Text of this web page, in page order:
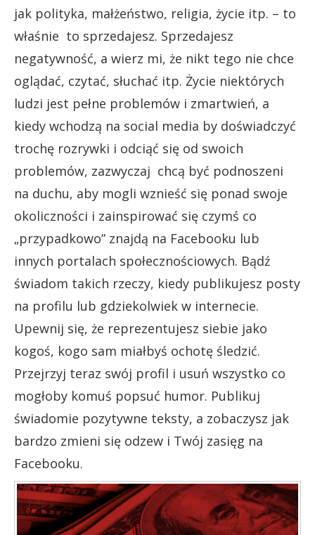
jak polityka, małżeństwo, religia, życie itp. – to
właśnie to sprzedajesz. Sprzedajesz
negatywność, a wierz mi, że nikt tego nie chce
oglądać, czytać, słuchać itp. Życie niektórych
ludzi jest pełne problemów i zmartwień, a
kiedy wchodzą na social media by doświadczyć
trochę rozrywki i odciąć się od swoich
problemów, zazwyczaj chcą być podnoszeni
na duchu, aby mogli wznieść się ponad swoje
okoliczności i zainspirować się czymś co
„przypadkowo” znajdą na Facebooku lub
innych portalach społecznościowych. Bądź
świadom takich rzeczy, kiedy publikujesz posty
na profilu lub gdziekolwiek w internecie.
Upewnij się, że reprezentujesz siebie jako
kogoś, kogo sam miałbyś ochotę śledzić.
Przejrzyj teraz swój profil i usuń wszystko co
mogłoby komuś popsuć humor. Publikuj
świadomie pozytywne teksty, a zobaczysz jak
bardzo zmieni się odzew i Twój zasięg na
Facebooku.